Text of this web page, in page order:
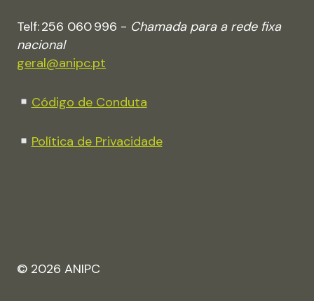
Telf: 256 060 996 - Chamada para a rede fixa
nacional
geral@anipc.pt
Código de Conduta
Política de Privacidade
© 2026 ANIPC